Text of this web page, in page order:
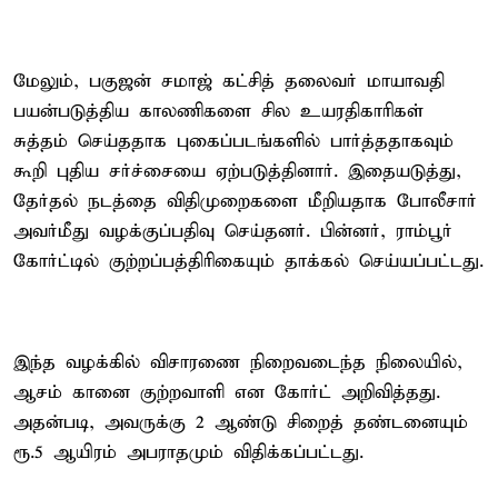
மேலும், பகுஜன் சமாஜ் கட்சித் தலைவர் மாயாவதி
பயன்படுத்திய காலணிகளை சில உயரதிகாரிகள்
சுத்தம் செய்ததாக புகைப்படங்களில் பார்த்ததாகவும்
கூறி புதிய சர்ச்சையை ஏற்படுத்தினார். இதையடுத்து,
தேர்தல் நடத்தை விதிமுறைகளை மீறியதாக போலீசார்
அவர்மீது வழக்குப்பதிவு செய்தனர். பின்னர், ராம்பூர்
கோர்ட்டில் குற்றப்பத்திரிகையும் தாக்கல் செய்யப்பட்டது.
இந்த வழக்கில் விசாரணை நிறைவடைந்த நிலையில்,
ஆசம் கானை குற்றவாளி என கோர்ட் அறிவித்தது.
அதன்படி, அவருக்கு 2 ஆண்டு சிறைத் தண்டனையும்
ரூ.5 ஆயிரம் அபராதமும் விதிக்கப்பட்டது.